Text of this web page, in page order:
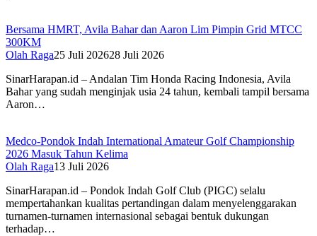
Bersama HMRT, Avila Bahar dan Aaron Lim Pimpin Grid MTCC
300KM
Olah Raga25 Juli 202628 Juli 2026
SinarHarapan.id – Andalan Tim Honda Racing Indonesia, Avila
Bahar yang sudah menginjak usia 24 tahun, kembali tampil bersama
Aaron…
Medco-Pondok Indah International Amateur Golf Championship
2026 Masuk Tahun Kelima
Olah Raga13 Juli 2026
SinarHarapan.id – Pondok Indah Golf Club (PIGC) selalu
mempertahankan kualitas pertandingan dalam menyelenggarakan
turnamen-turnamen internasional sebagai bentuk dukungan
terhadap…